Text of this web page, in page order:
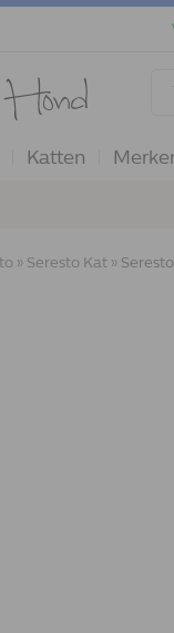
Katten
» Seresto Kat »